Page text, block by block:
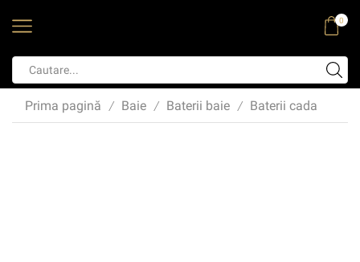
0
Prima pagină / Baie / Baterii baie / Baterii cada